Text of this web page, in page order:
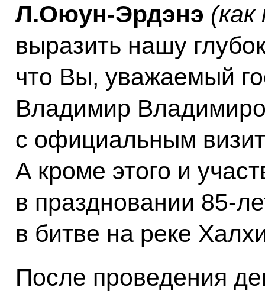
Л.Оюун-Эрдэнэ (как
выразить нашу
что Вы, уважаемый
Владимир
с официальным
А кроме этого и
в праздновании 85-
в битве на реке
После проведения